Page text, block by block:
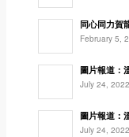
同心同力賀
February 5,
圖片報道：
July 24,
圖片報道：
July 24,